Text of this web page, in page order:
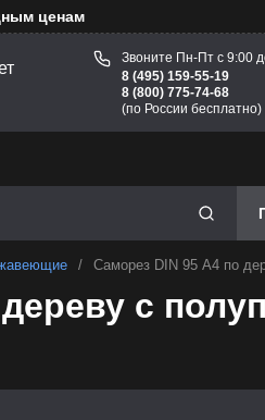
ценам
Звоните Пн-Пт с 9:00
8 (495) 159-55-19
8 (800) 775-74-68
(по России бесплатно)
/ Саморез DIN 95 А4 по
с